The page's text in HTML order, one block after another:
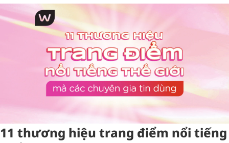
11 thương hiệu trang điểm nổi tiếng